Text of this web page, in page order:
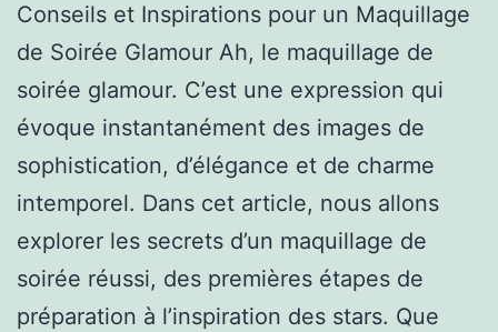
Conseils et Inspirations pour un Maquillage
de Soirée Glamour Ah, le maquillage de
soirée glamour. C’est une expression qui
évoque instantanément des images de
sophistication, d’élégance et de charme
intemporel. Dans cet article, nous allons
explorer les secrets d’un maquillage de
soirée réussi, des premières étapes de
préparation à l’inspiration des stars. Que